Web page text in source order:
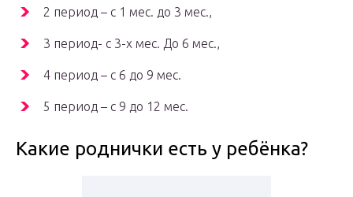
2 период – с 1 мес. до 3 мес.,
3 период- с 3-х мес. До 6 мес.,
4 период – с 6 до 9 мес.
5 период – с 9 до 12 мес.
Какие роднички есть у ребёнка?